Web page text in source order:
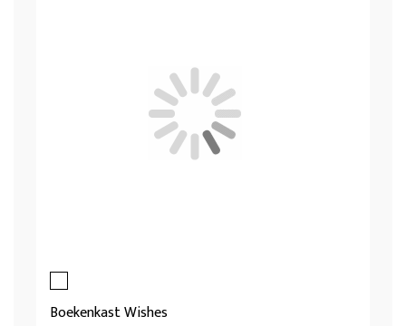
Boekenkast Wishes